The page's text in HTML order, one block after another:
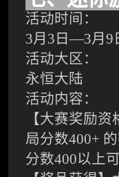
活动时间：
3月3日—3月9
活动大区：
永恒大陆
活动内容：
【大赛奖励
局分数400+
分数400以上